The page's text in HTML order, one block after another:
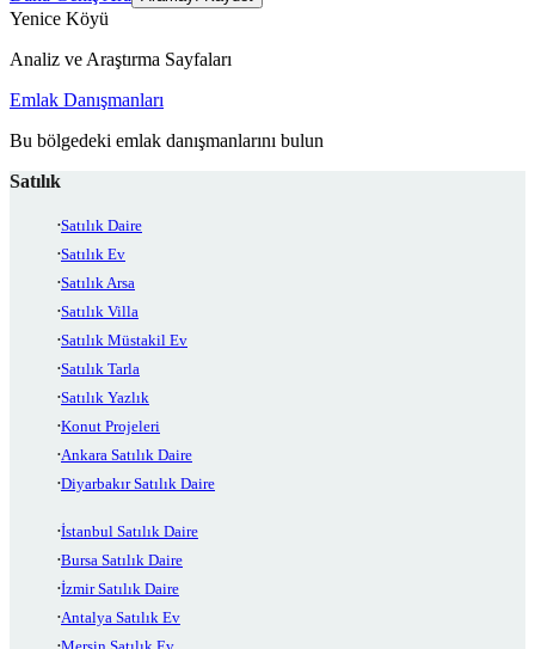
Yenice Köyü
Analiz ve Araştırma Sayfaları
Emlak Danışmanları
Bu bölgedeki emlak danışmanlarını bulun
Satılık
Satılık Daire
Satılık Ev
Satılık Arsa
Satılık Villa
Satılık Müstakil Ev
Satılık Tarla
Satılık Yazlık
Konut Projeleri
Ankara Satılık Daire
Diyarbakır Satılık Daire
İstanbul Satılık Daire
Bursa Satılık Daire
İzmir Satılık Daire
Antalya Satılık Ev